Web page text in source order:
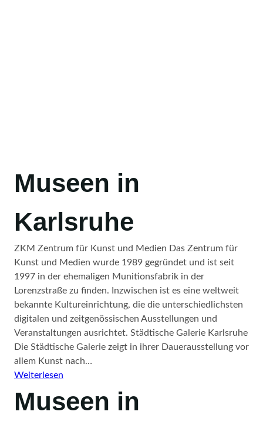
Museen in
Karlsruhe
ZKM Zentrum für Kunst und Medien Das Zentrum für
Kunst und Medien wurde 1989 gegründet und ist seit
1997 in der ehemaligen Munitionsfabrik in der
Lorenzstraße zu finden. Inzwischen ist es eine weltweit
bekannte Kultureinrichtung, die die unterschiedlichsten
digitalen und zeitgenössischen Ausstellungen und
Veranstaltungen ausrichtet. Städtische Galerie Karlsruhe
Die Städtische Galerie zeigt in ihrer Dauerausstellung vor
allem Kunst nach…
Weiterlesen
in
Museen in